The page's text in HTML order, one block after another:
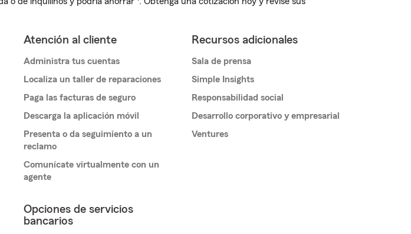
Atención al cliente
Administra tus cuentas
Localiza un taller de reparaciones
Paga las facturas de seguro
Descarga la aplicación móvil
Presenta o da seguimiento a un
reclamo
Comunícate virtualmente con un
agente
Opciones de servicios
bancarios
Recursos adicionales
Sala de prensa
Simple Insights
Responsabilidad social
Desarrollo corporativo y empresarial
Ventures